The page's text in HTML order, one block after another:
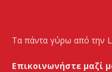
Τα πάντα γύρω από την
Επικοινωνήστε μαζί